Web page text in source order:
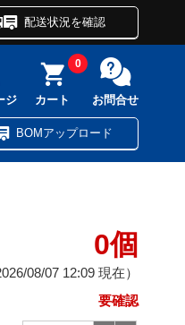
配送状況を確認
ジ カート
0
お問合せ
BOMアップロード
0個
08/07 12:09 現在）
要確認